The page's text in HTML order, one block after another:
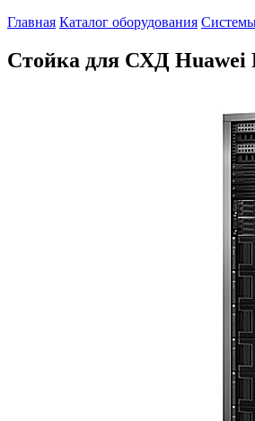
Главная Каталог оборудования
Стойка для СХД Huawei